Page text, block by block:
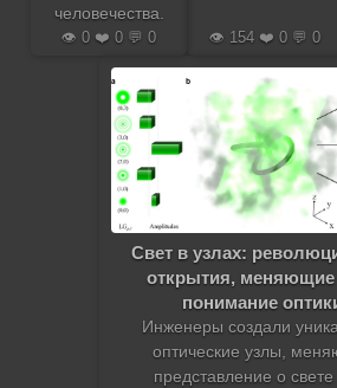
человечества.
👁️ 0 ❤️ 0 💬 0
👁️ 154 ❤️ 0 💬 0
Свет в узлах:
открытия,
понимание
Инженеры создали
оптические узлы,
представление о свете